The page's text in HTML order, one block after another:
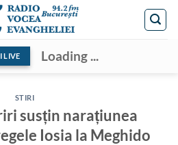
LIVE Loading ...
STIRI
susțin narațiunea
Iosia la Meghido